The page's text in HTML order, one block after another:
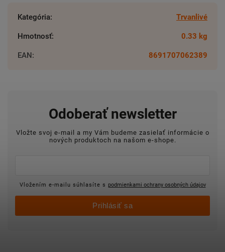
Kategória: Trvanlivé
Hmotnosť: 0.33 kg
EAN: 8691707062389
Odoberať newsletter
Vložte svoj e-mail a my Vám budeme zasielať informácie o
nových produktoch na našom e-shope.
Vložením e-mailu súhlasíte s podmienkami ochrany osobných údajov
Prihlásiť sa